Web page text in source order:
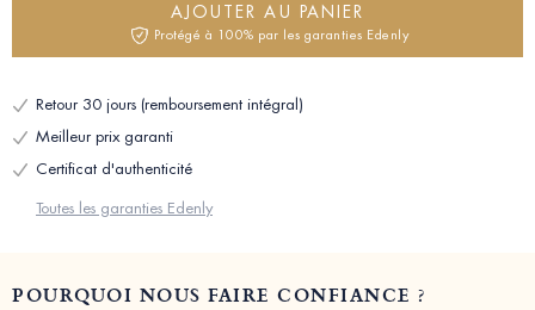
AJOUTER AU PANIER
Protégé à 100% par les garanties Edenly
Retour 30 jours (remboursement intégral)
Meilleur prix garanti
Certificat d'authenticité
Toutes les garanties Edenly
POURQUOI NOUS FAIRE CONFIANCE ?